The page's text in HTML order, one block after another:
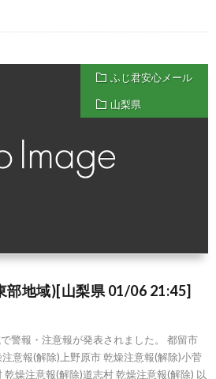
ふじ君安心メール
山梨県
部地域)[山梨県 01/06 21:45]
警報・注意報が発表されました。 都留市
意報(解除)上野原市 乾燥注意報(解除)小菅
燥注意報(解除)道志村 乾燥注意報(解除) 以